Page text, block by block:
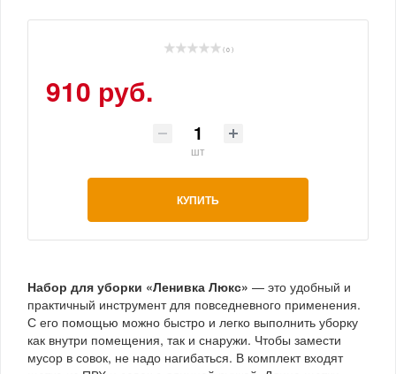
( 0 )
910 руб.
шт
КУПИТЬ
Набор для уборки «Ленивка Люкс» — это удобный и
практичный инструмент для повседневного применения.
С его помощью можно быстро и легко выполнить уборку
как внутри помещения, так и снаружи. Чтобы замести
мусор в совок, не надо нагибаться. В комплект входят